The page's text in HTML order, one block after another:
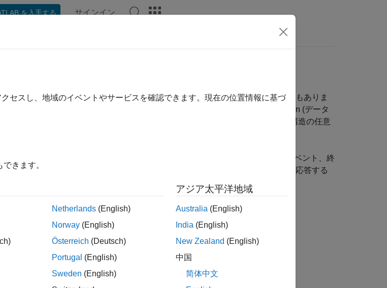
を入手する サインイン
、シャットダウン関数インターフェイス
テムの初期化、リセット、終了シーケンス中に、ロジックの実行が必要な場合もありま
、シャットダウン処理をモデル化するには、
Reset Function (データ
ブロックを使用します。ブロックはモデルの階層構造の任意
ブロックは、初期化イベント、リセット イベント、終
ケーションまたはコンポーネントの実行を制御できます。これらのイベントに応答する
はコンポーネントの開始および停止。
状態の保存および復元。
るリセット エントリポイント関数の生成。
セスし、地域のイベントやサービスを確認できます。現在の位置情報に基づ
きます。
Netherlands (English)
Norway (English)
Österreich (Deutsch)
Portugal (English)
Sweden (English)
アジア太平洋地域
Australia (English)
India (English)
New Zealand (English)
中国
简体中文